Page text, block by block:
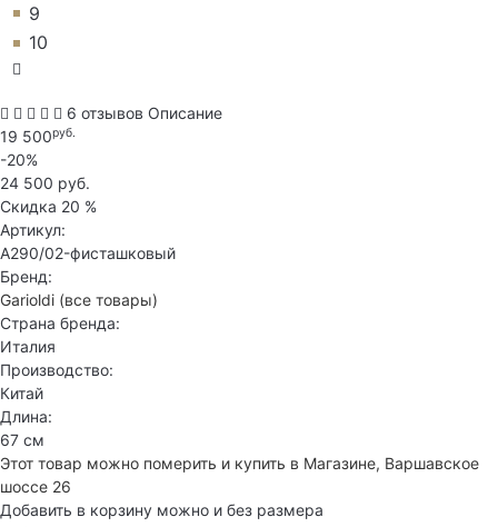
9
10
6 отзывов Описание
19 500руб.
-20%
24 500 руб.
Скидка 20 %
Артикул:
A290/02-фисташковый
Бренд:
Garioldi (все товары)
Страна бренда:
Италия
Производство:
Китай
Длина:
67 см
Этот товар можно померить и купить в Магазине, Варшавское
шоссе 26
Добавить в корзину можно и без размера